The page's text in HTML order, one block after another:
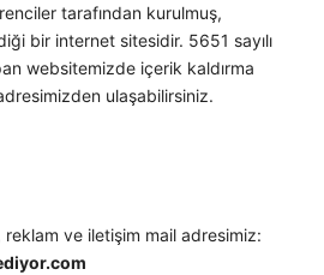
tarafından kurulmuş,
bir internet sitesidir. 5651 sayılı
websitemizde içerik kaldırma
ulaşabilirsiniz.
reklam ve iletişim mail adresimiz: